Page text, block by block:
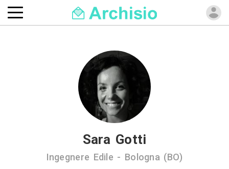
Sara Gotti
Ingegnere Edile - Bologna (BO)